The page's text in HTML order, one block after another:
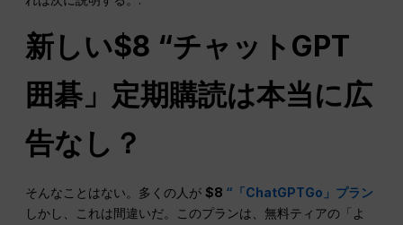
新しい$8 “チャットGPT
囲碁」定期購読は本当に広
告なし？
そんなことはない。多くの人が$8 “「ChatGPTGo」プラン
しかし、これは間違いだ。このプランは、無料ティアの「よ